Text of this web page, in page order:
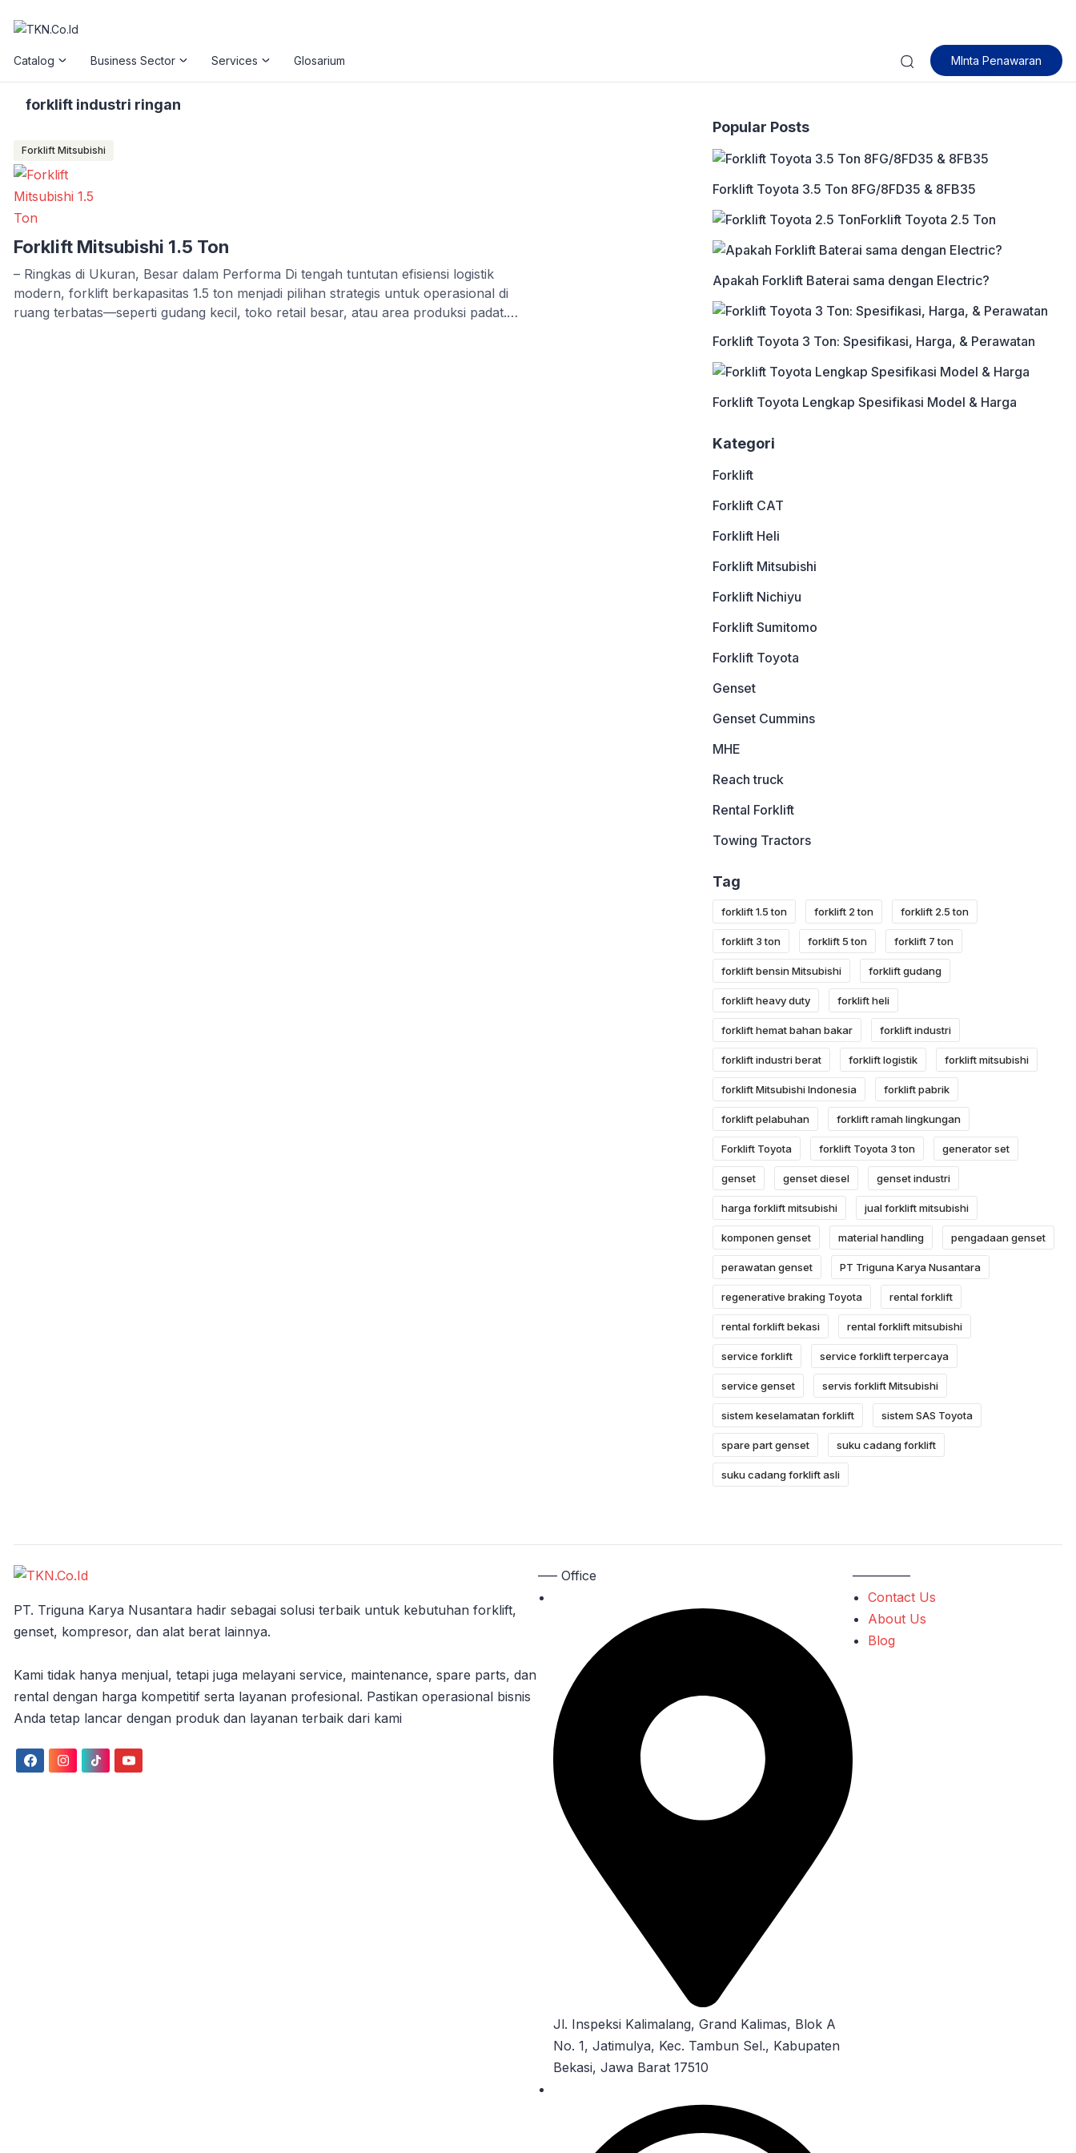
MInta Penawaran
Catalog Business Sector Services Glosarium
forklift industri ringan
Forklift Mitsubishi
Forklift Mitsubishi 1.5 Ton
– Ringkas di Ukuran, Besar dalam Performa Di tengah tuntutan efisiensi logistik
modern, forklift berkapasitas 1.5 ton menjadi pilihan strategis untuk operasional di
ruang terbatas—seperti gudang kecil, toko retail besar, atau area produksi padat.
Popular Posts
Forklift Toyota 3.5 Ton 8FG/8FD35 & 8FB35
Forklift Toyota 2.5 Ton
Apakah Forklift Baterai sama dengan Electric?
Forklift Toyota 3 Ton: Spesifikasi, Harga, & Perawatan
Forklift Toyota Lengkap Spesifikasi Model & Harga
Kategori
Forklift
Forklift CAT
Forklift Heli
Forklift Mitsubishi
Forklift Nichiyu
Forklift Sumitomo
Forklift Toyota
Genset
Genset Cummins
MHE
Reach truck
Rental Forklift
Towing Tractors
Tag
forklift 1.5 ton forklift 2 ton forklift 2.5 ton
forklift 3 ton forklift 5 ton forklift 7 ton
forklift bensin Mitsubishi forklift gudang
forklift heavy duty forklift heli
forklift hemat bahan bakar forklift industri
forklift industri berat forklift logistik forklift mitsubishi
forklift Mitsubishi Indonesia forklift pabrik
forklift pelabuhan forklift ramah lingkungan
Forklift Toyota forklift Toyota 3 ton generator set
genset genset diesel genset industri
harga forklift mitsubishi jual forklift mitsubishi
komponen genset material handling pengadaan genset
perawatan genset PT Triguna Karya Nusantara
regenerative braking Toyota rental forklift
rental forklift bekasi rental forklift mitsubishi
service forklift service forklift terpercaya
service genset servis forklift Mitsubishi
sistem keselamatan forklift sistem SAS Toyota
spare part genset suku cadang forklift
suku cadang forklift asli
PT. Triguna Karya Nusantara hadir sebagai solusi terbaik untuk kebutuhan forklift,
genset, kompresor, dan alat berat lainnya.
Kami tidak hanya menjual, tetapi juga melayani service, maintenance, spare parts, dan
rental dengan harga kompetitif serta layanan profesional. Pastikan operasional bisnis
Anda tetap lancar dengan produk dan layanan terbaik dari kami
—– Office
Jl. Inspeksi Kalimalang, Grand Kalimas, Blok A
No. 1, Jatimulya, Kec. Tambun Sel., Kabupaten
Bekasi, Jawa Barat 17510
————–
Contact Us
About Us
Blog